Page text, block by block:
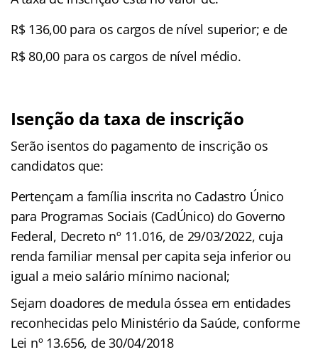
R$ 136,00 para os cargos de nível superior; e de
R$ 80,00 para os cargos de nível médio.
Isenção da taxa de inscrição
Serão isentos do pagamento de inscrição os
candidatos que:
Pertençam a família inscrita no Cadastro Único
para Programas Sociais (CadÚnico) do Governo
Federal, Decreto nº 11.016, de 29/03/2022, cuja
renda familiar mensal per capita seja inferior ou
igual a meio salário mínimo nacional;
Sejam doadores de medula óssea em entidades
reconhecidas pelo Ministério da Saúde, conforme
Lei nº 13.656, de 30/04/2018